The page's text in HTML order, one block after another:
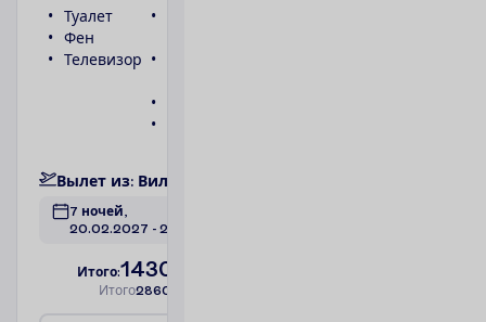
Туалет
Фен
Телевизор
Вылет из: Вил
7 ночей,
20.02.2027 - 27.02.2027
Итого:1430.00
Итого2860.00